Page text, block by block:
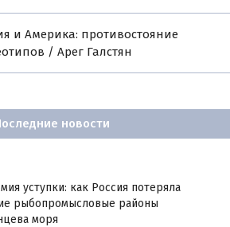
и Америка: противостояние
/ Арег Галстян
новости
уступки: как Россия потеряла
рыбопромысловые районы
моря